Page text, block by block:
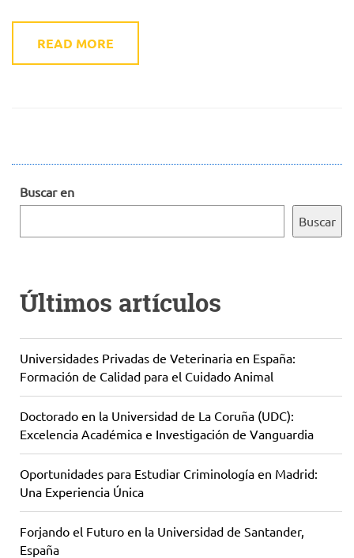
READ MORE
Buscar en
Buscar
Últimos artículos
Universidades Privadas de Veterinaria en España:
Formación de Calidad para el Cuidado Animal
Doctorado en la Universidad de La Coruña (UDC):
Excelencia Académica e Investigación de Vanguardia
Oportunidades para Estudiar Criminología en Madrid:
Una Experiencia Única
Forjando el Futuro en la Universidad de Santander,
España